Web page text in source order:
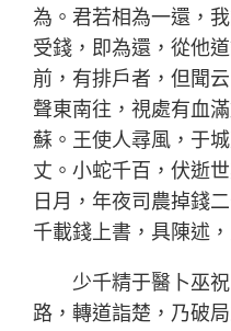
為。君若相為一還，
受錢，即為還，從他
前，有排戶者，但聞
聲東南往，視處有血
蘇。王使人尋風，于
丈。小蛇千百，伏逝
日月，年夜司農掉錢
千載錢上書，具陳述
少千精于醫卜巫
路，轉道詣楚，乃破